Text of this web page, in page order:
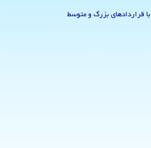
قراردادهای بزرگ و متوسط